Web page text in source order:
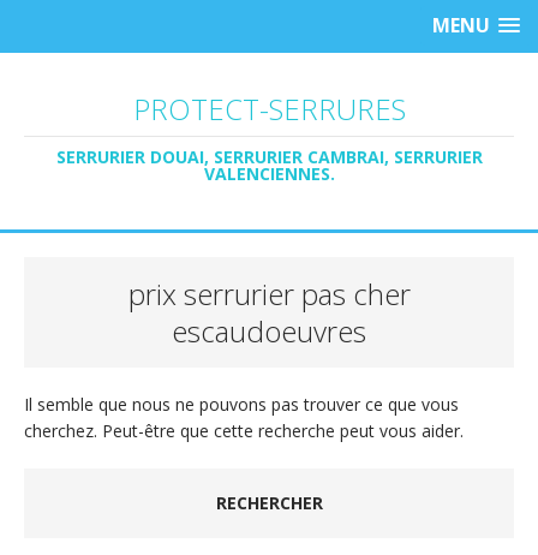
MENU
PROTECT-SERRURES
SERRURIER DOUAI, SERRURIER CAMBRAI, SERRURIER
VALENCIENNES.
prix serrurier pas cher
escaudoeuvres
Il semble que nous ne pouvons pas trouver ce que vous
cherchez. Peut-être que cette recherche peut vous aider.
RECHERCHER